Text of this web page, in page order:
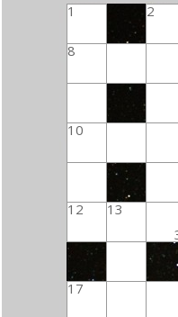
1 2
8
10
12
13
17